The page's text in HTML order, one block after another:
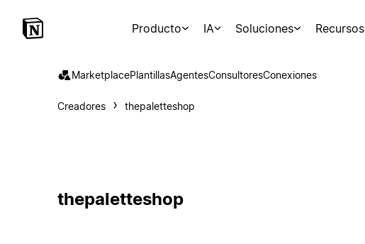
Producto IA Soluciones Recursos
MarketplacePlantillasAgentesConsultoresConexiones
Creadores thepaletteshop
thepaletteshop